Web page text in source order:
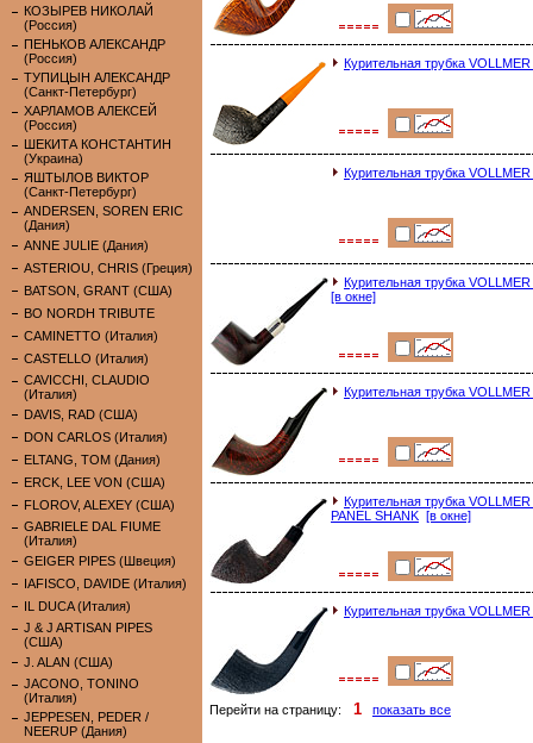
КОЗЫРЕВ НИКОЛАЙ
(Россия)
ПЕНЬКОВ АЛЕКСАНДР
(Россия)
ТУПИЦЫН АЛЕКСАНДР
(Санкт-Петербург)
ХАРЛАМОВ АЛЕКСЕЙ
(Россия)
ШЕКИТА КОНСТАНТИН
(Украина)
ЯШТЫЛОВ ВИКТОР
(Санкт-Петербург)
ANDERSEN, SOREN ERIC
(Дания)
ANNE JULIE (Дания)
ASTERIOU, CHRIS (Греция)
BATSON, GRANT (США)
BO NORDH TRIBUTE
CAMINETTO (Италия)
CASTELLO (Италия)
CAVICCHI, CLAUDIO
(Италия)
DAVIS, RAD (США)
DON CARLOS (Италия)
ELTANG, TOM (Дания)
ERCK, LEE VON (США)
FLOROV, ALEXEY (США)
GABRIELE DAL FIUME
(Италия)
GEIGER PIPES (Швеция)
IAFISCO, DAVIDE (Италия)
IL DUCA (Италия)
J & J ARTISAN PIPES
(США)
J. ALAN (США)
JACONO, TONINO
(Италия)
JEPPESEN, PEDER /
NEERUP (Дания)
Курительная трубка
Курительная трубка
Курительная трубка
[в окне]
Курительная трубка
Курительная трубка
PANEL SHANK [в окне]
Курительная трубка
Перейти на страницу: 1 показать все